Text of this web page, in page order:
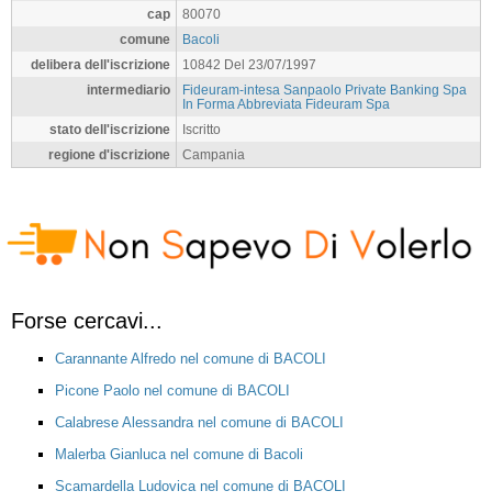
cap
80070
comune
Bacoli
delibera dell'iscrizione
10842 Del 23/07/1997
intermediario
Fideuram-intesa Sanpaolo Private Banking Spa
In Forma Abbreviata Fideuram Spa
stato dell'iscrizione
Iscritto
regione d'iscrizione
Campania
Forse cercavi...
Carannante Alfredo nel comune di BACOLI
Picone Paolo nel comune di BACOLI
Calabrese Alessandra nel comune di BACOLI
Malerba Gianluca nel comune di Bacoli
Scamardella Ludovica nel comune di BACOLI